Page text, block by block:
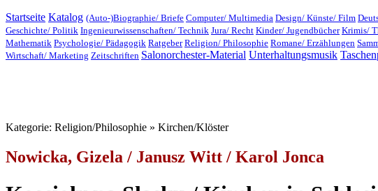
Startseite Katalog (Auto-)Biographie/ Briefe Computer/ Multimedia Design/ Künste/ Film
Geschichte/ Politik Ingenieurwissenschaften/ Technik Jura/ Recht Kinder/ Jugendbücher Krimis/
Mathematik Psychologie/ Pädagogik Ratgeber Religion/ Philosophie Romane/ Erzählungen
Wirtschaft/ Marketing Zeitschriften Salonorchester-Material Unterhaltungsmusik
Kategorie: Religion/Philosophie » Kirchen/Klöster
Nowicka, Gizela / Janusz Witt / Karol Jonca